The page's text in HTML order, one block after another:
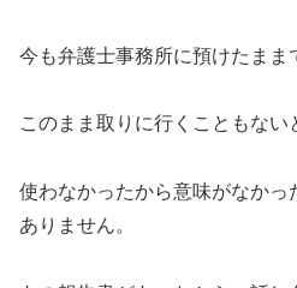
今も弁護士事務所に預けたまま
このまま取りに行くこともない
使わなかったから意味がなかっ
ありません。